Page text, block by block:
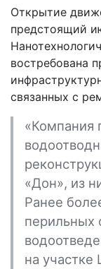
Открытие
предстоящий
востребована
связанных с
«Компания
«Дон», из
Ранее
перильных
на участке